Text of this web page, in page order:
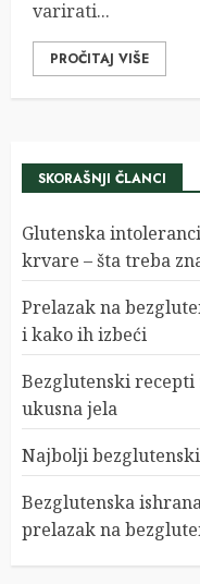
varirati...
PROČITAJ VIŠE
SKORAŠNJI ČLANCI
Glutenska
krvare – šta treba
Prelazak na
i kako ih izbeći
Bezglutenski recepti
ukusna jela
Najbolji
Bezglutenska
prelazak na